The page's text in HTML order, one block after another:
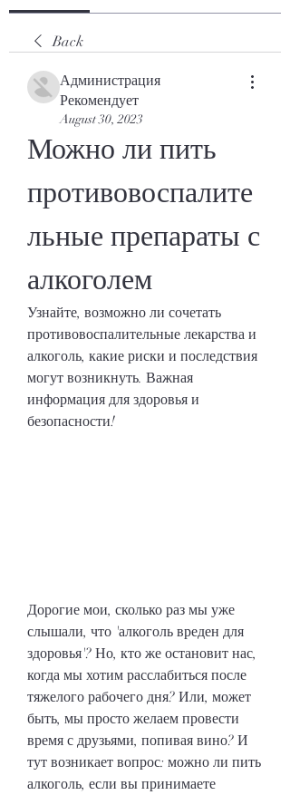
Back
Администрация
Рекомендует
August 30, 2023
Можно ли пить
противовоспалите
льные препараты с
алкоголем
Узнайте, возможно ли сочетать
противовоспалительные лекарства и
алкоголь, какие риски и последствия
могут возникнуть. Важная
информация для здоровья и
безопасности!
Дорогие мои, сколько раз мы уже
слышали, что 'алкоголь вреден для
здоровья'? Но, кто же остановит нас,
когда мы хотим расслабиться после
тяжелого рабочего дня? Или, может
быть, мы просто желаем провести
время с друзьями, попивая вино? И
тут возникает вопрос: можно ли пить
алкоголь, если вы принимаете